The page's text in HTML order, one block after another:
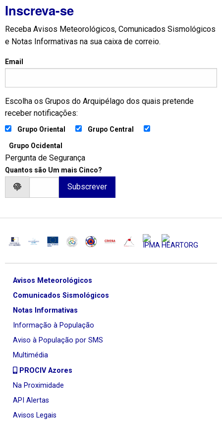
Inscreva-se
Receba Avisos Meteorológicos, Comunicados Sismológicos
e Notas Informativas na sua caixa de correio.
Email
Escolha os Grupos do Arquipélago dos quais pretende
receber notificações:
Grupo Oriental Grupo Central
Grupo Ocidental
Pergunta de Segurança
Quantos são Um mais Cinco?
Avisos Meteorológicos
Comunicados Sismológicos
Notas Informativas
Informação à População
Aviso à População por SMS
Multimédia
PROCIV Azores
Na Proximidade
API Alertas
Avisos Legais